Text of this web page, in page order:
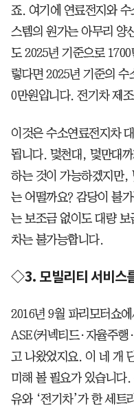
죠. 여기에 연료전지와
스템의 원가는 아무리 양
도 2025년 기준으로
렇다면 2025년 기준의 수
0만원입니다. 전기차 제
이것은 수소연료전지차
됩니다. 몇천대, 몇만대
하는 것이 가능하겠지만,
는 어떨까요? 감당이 불
는 보조금 없이도 대량
차는 불가능합니다.
◇3. 모빌리티 서비스
2016년 9월 파리모터쇼
ASE(커넥티드·자율주행
고 나왔었지요. 이 네 개
미해 볼 필요가 있습니다
유와 ‘전기차’가 한 세트